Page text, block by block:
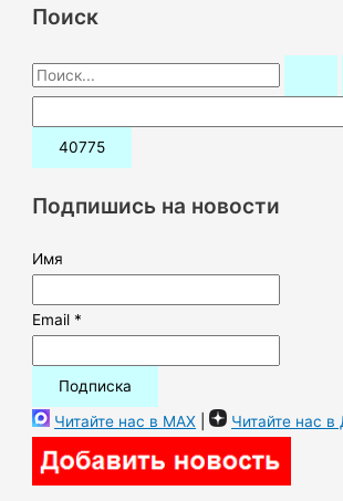
Поиск
П
о
и
:Подпишись на новости
Имя
Email *
Читайте нас в MAX | Читайте нас в